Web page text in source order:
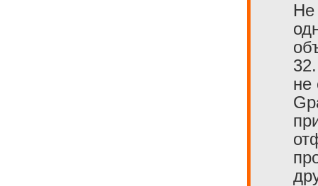
Не
не